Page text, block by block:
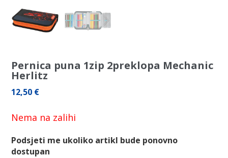
Pernica puna 1zip 2preklopa Mechanic
Herlitz
12,50 €
Nema na zalihi
Podsjeti me ukoliko artikl bude ponovno
dostupan